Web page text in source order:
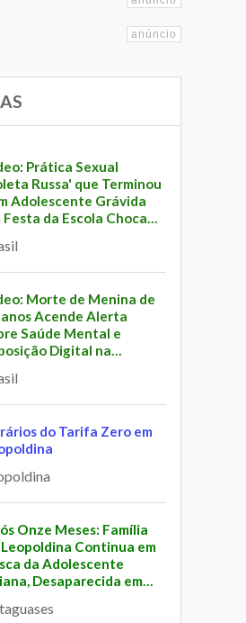
Prática Sexual
Russa' que Terminou
Adolescente Grávida
Festa da Escola Choca
Morte de Menina de
Acende Alerta
Saúde Mental e
Digital na
do Tarifa Zero em
Onze Meses: Família
Continua em
da Adolescente
Desaparecida em